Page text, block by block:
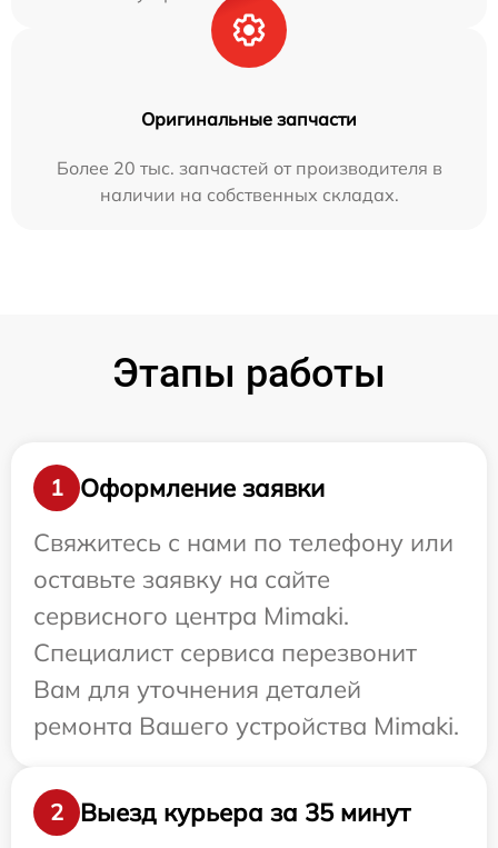
Оригинальные запчасти
Более 20 тыс. запчастей от производителя в
наличии на собственных складах.
Этапы работы
1
Оформление заявки
Свяжитесь с нами по телефону или
оставьте заявку на сайте
сервисного центра Mimaki.
Специалист сервиса перезвонит
Вам для уточнения деталей
ремонта Вашего устройства Mimaki.
2
Выезд курьера за 35 минут